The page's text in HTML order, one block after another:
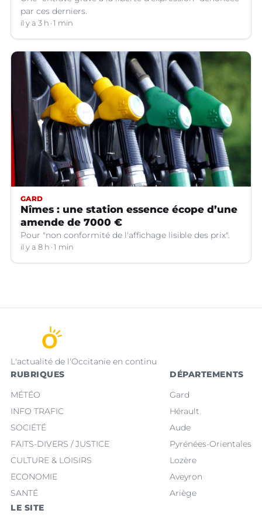
par ces derniers.
il y a 3 h 1 min
GARD
Nîmes : une station essence écope d’une
amende de 7000 €
Pour "non conformité de l'affichage lisible des prix".
il y a 8 h 1 min
L'actualité de l'Occitanie en continu
RUBRIQUES
MÉTÉO
INFO TRAFIC
SOCIÉTÉ
FAITS-DIVERS / JUSTICE
CULTURE & LOISIRS
ECONOMIE
SANTÉ
DÉPARTEMENTS
Gard
Hérault
Aude
Pyrénées-Orientales
Lozère
Aveyron
Ariège
LE SITE